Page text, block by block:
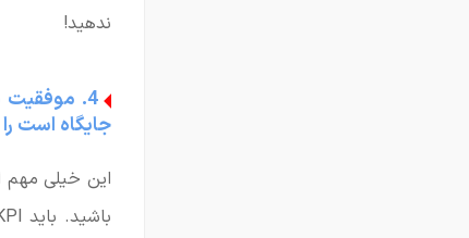
ندهید!
4.
جایگاه است
این خیلی